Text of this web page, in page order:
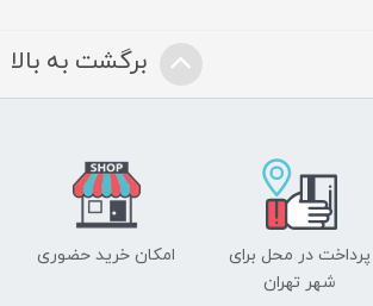
برگشت به بالا
پرداخت در محل برای
شهر تهران
امکان خرید حضوری